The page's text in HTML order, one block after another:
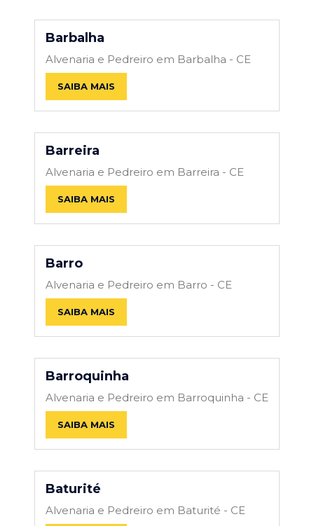
Barbalha
Alvenaria e Pedreiro em Barbalha - CE
SAIBA MAIS
Barreira
Alvenaria e Pedreiro em Barreira - CE
SAIBA MAIS
Barro
Alvenaria e Pedreiro em Barro - CE
SAIBA MAIS
Barroquinha
Alvenaria e Pedreiro em Barroquinha - CE
SAIBA MAIS
Baturité
Alvenaria e Pedreiro em Baturité - CE